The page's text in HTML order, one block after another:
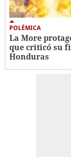
POLÉMICA
La More
que criticó su
Honduras